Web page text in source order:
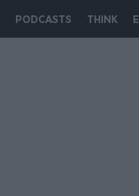
PODCASTS THINK